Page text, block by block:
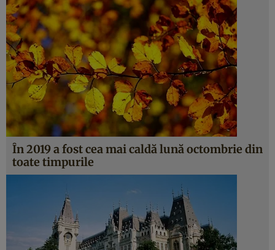
În 2019 a fost cea mai caldă lună octombrie din
toate timpurile